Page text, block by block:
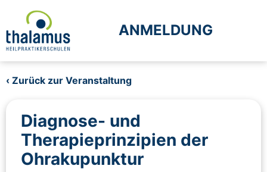
ANMELDUNG
‹ Zurück zur Veranstaltung
Diagnose- und
Therapieprinzipien der
Ohrakupunktur